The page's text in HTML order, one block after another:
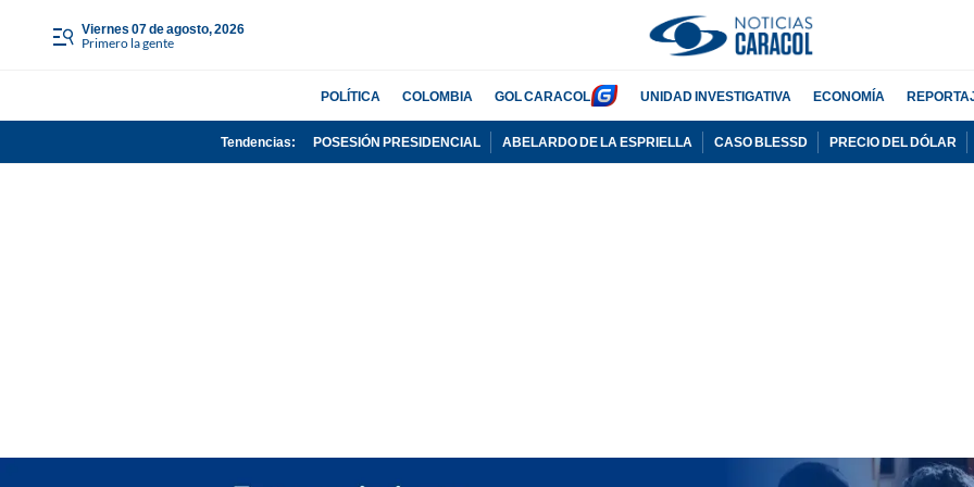
viernes 07 de agosto, 2026
Primero la gente
POLÍTICA COLOMBIA GOL CARACOL UNIDAD INVESTIGATIVA ECONOMÍA
Tendencias: POSESIÓN PRESIDENCIAL ABELARDO DE LA ESPRIELLA CASO BLESSD PRECIO DEL DÓLAR